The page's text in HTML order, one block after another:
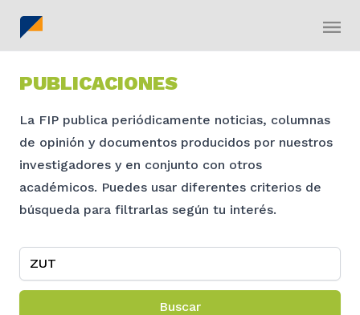
PUBLICACIONES
La FIP publica periódicamente noticias, columnas
de opinión y documentos producidos por nuestros
investigadores y en conjunto con otros
académicos. Puedes usar diferentes criterios de
búsqueda para filtrarlas según tu interés.
Buscar